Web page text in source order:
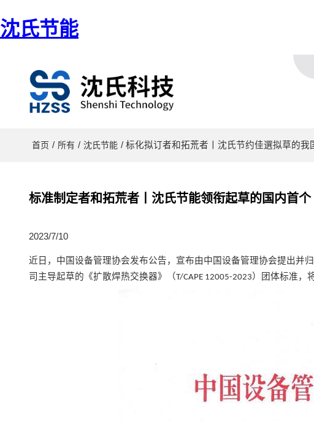
沈氏节能
首页 / 所有 / 沈氏节能 / 标化拟订者和拓荒者丨沈氏节约佳選拟草的
标准制定者和拓荒者丨沈氏节能领衔起草的国内首
2023/7/10
近日，中国设备管理协会发布公告，宣布由中国设备管理协会提出并
司 主导起草的《扩散焊热交换器》（T/CAPE 12005-2023 ）团体标准，